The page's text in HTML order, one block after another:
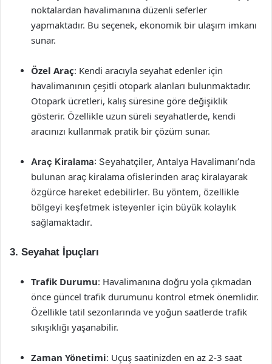
noktalardan havalimanına düzenli seferler
yapmaktadır. Bu seçenek, ekonomik bir ulaşım imkanı
sunar.
Özel Araç: Kendi aracıyla seyahat edenler için
havalimanının çeşitli otopark alanları bulunmaktadır.
Otopark ücretleri, kalış süresine göre değişiklik
gösterir. Özellikle uzun süreli seyahatlerde, kendi
aracınızı kullanmak pratik bir çözüm sunar.
Araç Kiralama: Seyahatçiler, Antalya Havalimanı’nda
bulunan araç kiralama ofislerinden araç kiralayarak
özgürce hareket edebilirler. Bu yöntem, özellikle
bölgeyi keşfetmek isteyenler için büyük kolaylık
sağlamaktadır.
3. Seyahat İpuçları
Trafik Durumu: Havalimanına doğru yola çıkmadan
önce güncel trafik durumunu kontrol etmek önemlidir.
Özellikle tatil sezonlarında ve yoğun saatlerde trafik
sıkışıklığı yaşanabilir.
Zaman Yönetimi: Uçuş saatinizden en az 2-3 saat